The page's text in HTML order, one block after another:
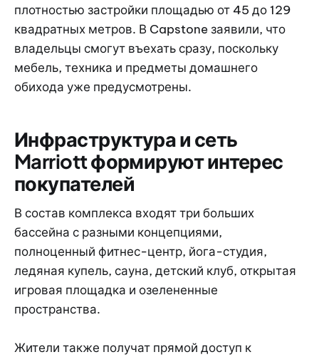
плотностью застройки площадью от 45 до 129
квадратных метров. В Capstone заявили, что
владельцы смогут въехать сразу, поскольку
мебель, техника и предметы домашнего
обихода уже предусмотрены.
Инфраструктура и сеть
Marriott формируют интерес
покупателей
В состав комплекса входят три больших
бассейна с разными концепциями,
полноценный фитнес-центр, йога-студия,
ледяная купель, сауна, детский клуб, открытая
игровая площадка и озелененные
пространства.
Жители также получат прямой доступ к